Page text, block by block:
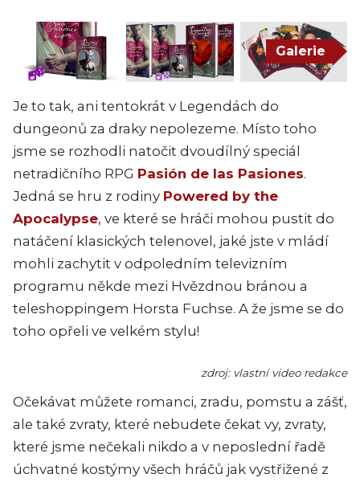
Galerie
Je to tak, ani tentokrát v Legendách do
dungeonů za draky nepolezeme. Místo toho
jsme se rozhodli natočit dvoudílný speciál
netradičního RPG Pasión de las Pasiones.
Jedná se hru z rodiny Powered by the
Apocalypse, ve které se hráči mohou pustit do
natáčení klasických telenovel, jaké jste v mládí
mohli zachytit v odpoledním televizním
programu někde mezi Hvězdnou bránou a
teleshoppingem Horsta Fuchse. A že jsme se do
toho opřeli ve velkém stylu!
zdroj: vlastní video redakce
Očekávat můžete romanci, zradu, pomstu a zášť,
ale také zvraty, které nebudete čekat vy, zvraty,
které jsme nečekali nikdo a v neposlední řadě
úchvatné kostýmy všech hráčů jak vystřižené z